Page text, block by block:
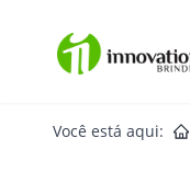
Você está aqui: